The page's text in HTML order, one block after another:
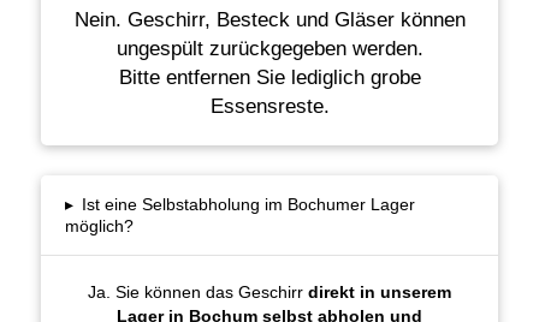
Nein. Geschirr, Besteck und Gläser können
ungespült zurückgegeben werden.
Bitte entfernen Sie lediglich grobe
Essensreste.
▸ Ist eine Selbstabholung im Bochumer Lager
möglich?
Ja. Sie können das Geschirr direkt in unserem
Lager in Bochum selbst abholen und